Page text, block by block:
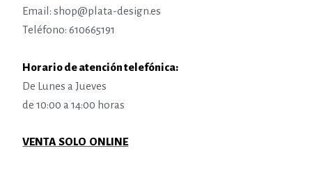
Email: shop@plata-design.es
Teléfono: 610665191
Horario de atención telefónica:
De Lunes a Jueves
de 10:00 a 14:00 horas
VENTA SOLO ONLINE